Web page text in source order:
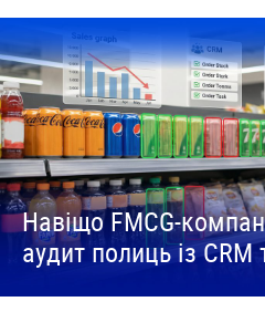
Навіщо FMCG-
аудит полиць із CRM